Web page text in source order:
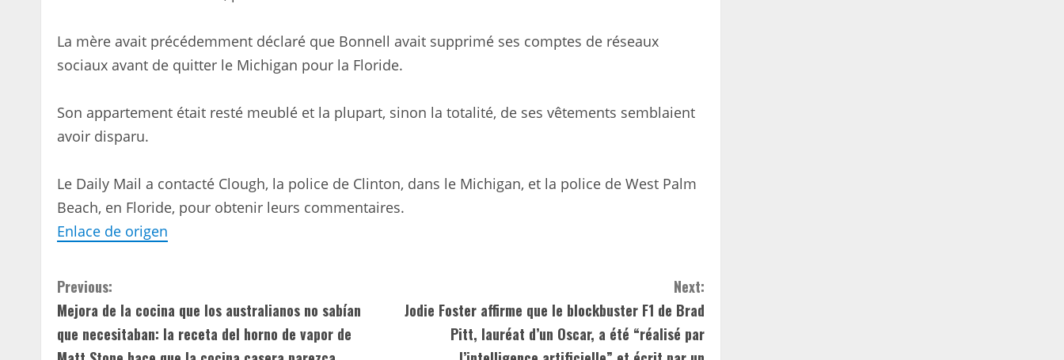
La mère avait précédemment déclaré que Bonnell avait supprimé ses comptes de réseaux
sociaux avant de quitter le Michigan pour la Floride.
Son appartement était resté meublé et la plupart, sinon la totalité, de ses vêtements semblaient
avoir disparu.
Le Daily Mail a contacté Clough, la police de Clinton, dans le Michigan, et la police de West Palm
Beach, en Floride, pour obtenir leurs commentaires.
Enlace de origen
C
o
Previous:
Mejora de la cocina que los australianos no sabían
que necesitaban: la receta del horno de vapor de
Next:
Jodie Foster affirme que le blockbuster F1 de Brad
Pitt, lauréat d’un Oscar, a été “réalisé par